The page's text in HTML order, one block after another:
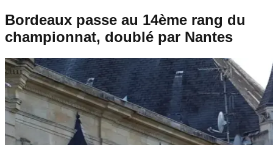
Bordeaux passe au 14ème rang du
championnat, doublé par Nantes